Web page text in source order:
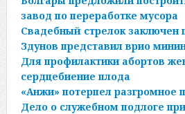
завод по переработке мусора
Свадебный стрелок заключен
Здунов представил врио
Для профилактики абортов
сердцебиение плода
«Анжи» потерпел разгромное
Дело о служебном подлоге